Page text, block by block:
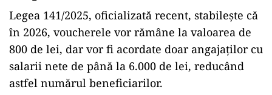
Legea 141/2025, oficializată recent, stabilește că
în 2026, voucherele vor rămâne la valoarea de
800 de lei, dar vor fi acordate doar angajaților cu
salarii nete de până la 6.000 de lei, reducând
astfel numărul beneficiarilor.